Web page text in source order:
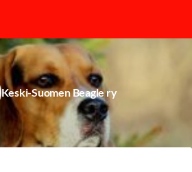
Keski-Suomen Beagle ry